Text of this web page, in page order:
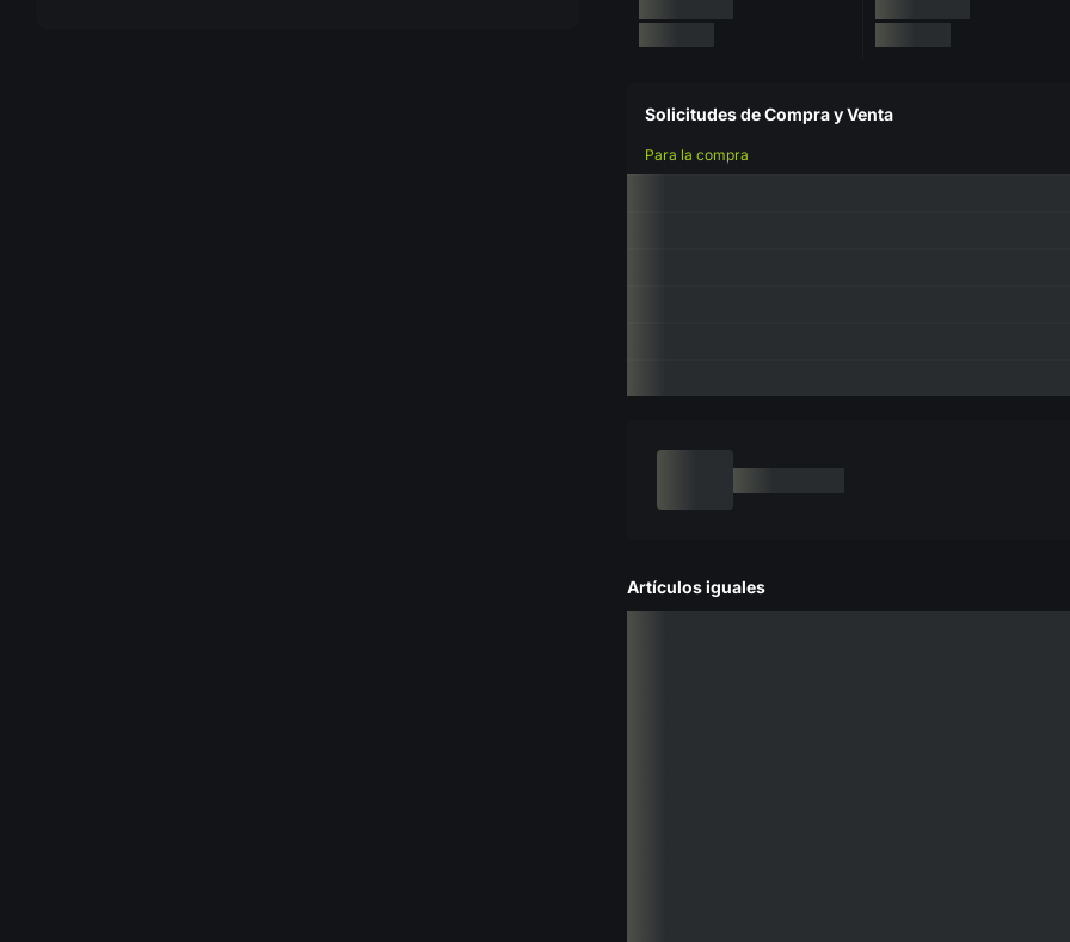
Solicitudes de Compra y Venta
Para la compra
Artículos iguales